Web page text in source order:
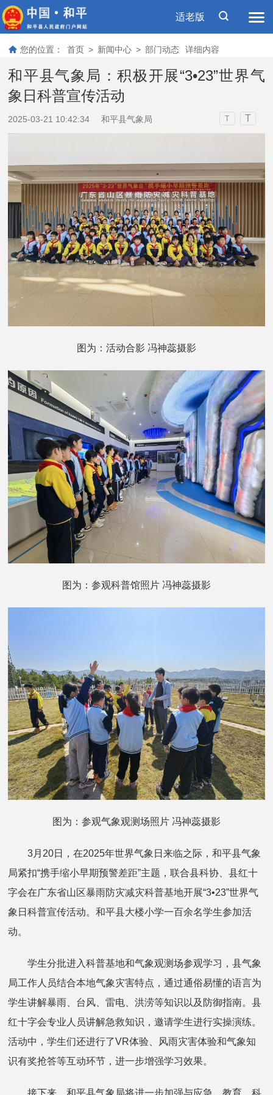
适老版
您的位置： 首页 > 新闻中心 > 部门动态 详细内容
和平县气象局：积极开展“3•23”世界气
象日科普宣传活动
2025-03-21 10:42:34 和平县气象局 T T
图为：活动合影 冯神蕊摄影
图为：参观科普馆照片 冯神蕊摄影
图为：参观气象观测场照片 冯神蕊摄影
3月20日，在2025年世界气象日来临之际，和平县气象
局紧扣“携手缩小早期预警差距”主题，联合县科协、县红十
字会在广东省山区暴雨防灾减灾科普基地开展“3•23”世界气
象日科普宣传活动。和平县大楼小学一百余名学生参加活
动。
学生分批进入科普基地和气象观测场参观学习，县气象
局工作人员结合本地气象灾害特点，通过通俗易懂的语言为
学生讲解暴雨、台风、雷电、洪涝等知识以及防御指南。县
红十字会专业人员讲解急救知识，邀请学生进行实操演练。
活动中，学生们还进行了VR体验、风雨灾害体验和气象知
识有奖抢答等互动环节，进一步增强学习效果。